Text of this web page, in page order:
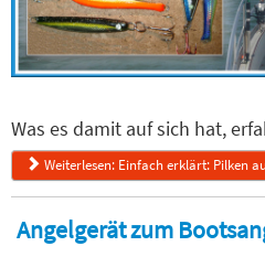
Was es damit auf sich hat,
Weiterlesen: Einfach erklärt: Pilken
Angelgerät zum